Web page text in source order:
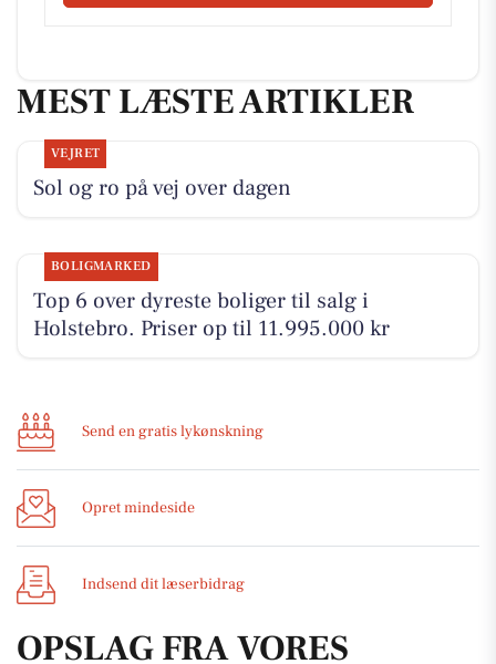
MEST LÆSTE ARTIKLER
VEJRET
Sol og ro på vej over dagen
BOLIGMARKED
Top 6 over dyreste boliger til salg i
Holstebro. Priser op til 11.995.000 kr
Send en gratis lykønskning
Opret mindeside
Indsend dit læserbidrag
OPSLAG FRA VORES